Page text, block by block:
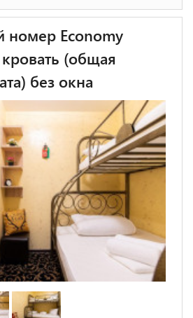
номер Economy
(общая
без окна